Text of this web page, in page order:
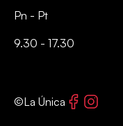
Pn - Pt
9.30 - 17.30
©La Única Facebook
Instagram